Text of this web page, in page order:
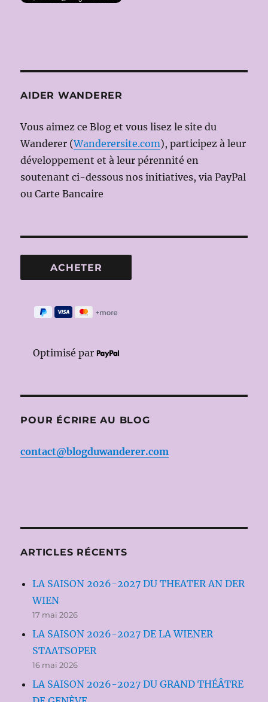
AIDER WANDERER
Vous aimez ce Blog et vous lisez le site du
Wanderer (Wanderersite.com), participez à leur
développement et à leur pérennité en
soutenant ci-dessous nos initiatives, via PayPal
ou Carte Bancaire
Optimisé par
POUR ÉCRIRE AU BLOG
contact@blogduwanderer.com
ARTICLES RÉCENTS
LA SAISON 2026-2027 DU THEATER AN DER
WIEN
17 mai 2026
LA SAISON 2026-2027 DE LA WIENER
STAATSOPER
16 mai 2026
LA SAISON 2026-2027 DU GRAND THÉÂTRE